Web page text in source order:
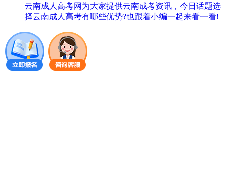
云南成人高考网为大家提供云南成考资讯，今日话题选
择云南成人高考有哪些优势?也跟着小编一起来看一看!